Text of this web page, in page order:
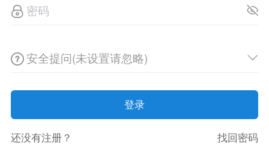
安全提问(未设置请忽略)
登录
还没有注册？ 找回密码